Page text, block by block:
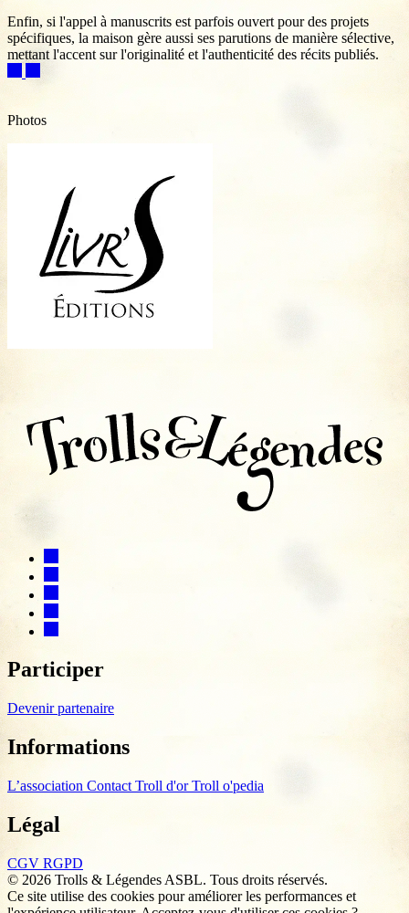
Enfin, si l'appel à manuscrits est parfois ouvert pour des projets
spécifiques, la maison gère aussi ses parutions de manière sélective,
mettant l'accent sur l'originalité et l'authenticité des récits publiés.
Photos
Participer
Devenir partenaire
Informations
L’association Contact Troll d'orTroll o'pedia
Légal
CGV RGPD
© 2026 Trolls & Légendes ASBL. Tous droits réservés.
Ce site utilise des cookies pour améliorer les performances et